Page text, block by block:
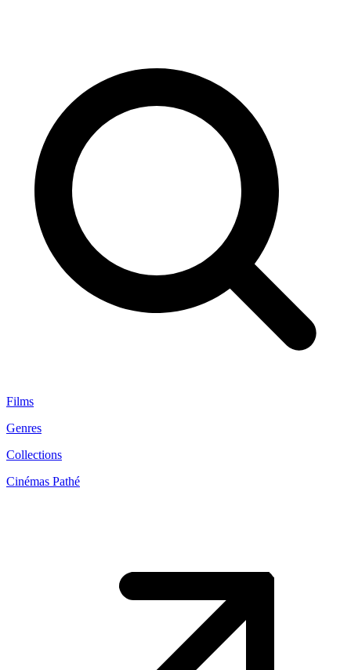
Films
Genres
Collections
Cinémas Pathé